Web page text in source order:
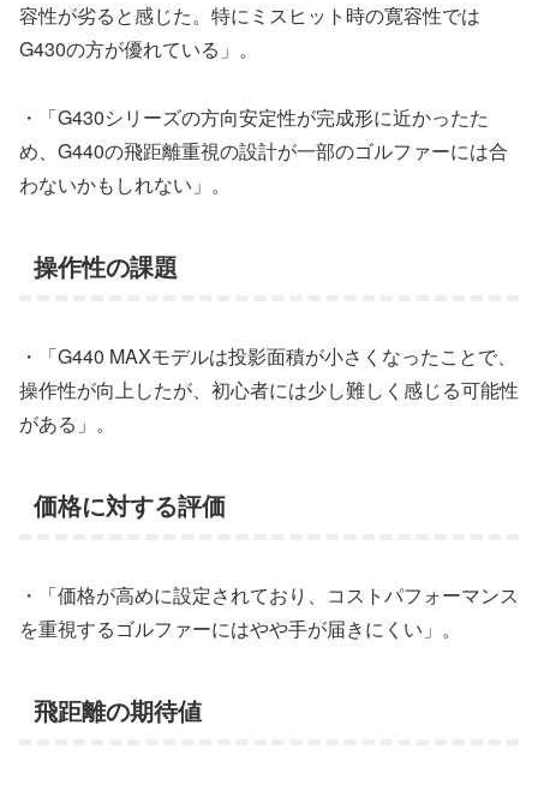
容性が劣ると感じた。特にミスヒット時の寛容性では
G430の方が優れている」。
・「G430シリーズの方向安定性が完成形に近かったた
め、G440の飛距離重視の設計が一部のゴルファーには合
わないかもしれない」。
操作性の課題
・「G440 MAXモデルは投影面積が小さくなったことで、
操作性が向上したが、初心者には少し難しく感じる可能性
がある」。
価格に対する評価
・「価格が高めに設定されており、コストパフォーマンス
を重視するゴルファーにはやや手が届きにくい」。
飛距離の期待値